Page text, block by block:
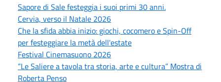
Sapore di Sale festeggia i suoi primi 30 anni.
Cervia, verso il Natale 2026
Che la sfida abbia inizio: giochi, cocomero e Spin-Off
per festeggiare la metà dell'estate
Festival Cinemasuono 2026
“Le Saliere a tavola tra storia, arte e cultura” Mostra di
Roberta Penso